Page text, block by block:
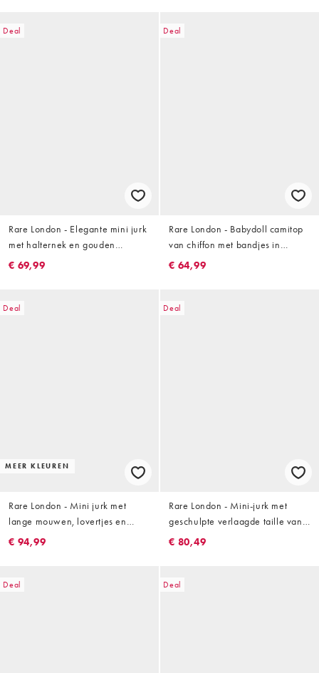
Deal
Rare London - Elegante mini jurk
met halternek en gouden
knoopsluiting en gilet detail in
€ 69,99
Deal
Rare London - Babydoll camitop
van chiffon met bandjes in
crème, deel van co-ord set
€ 64,99
Deal
MEER KLEUREN
Rare London - Mini jurk met
lange mouwen, lovertjes en
gedrapeerde achterkant in
€ 94,99
Deal
Rare London - Mini-jurk met
geschulpte verlaagde taille van
satijn in zwart
€ 80,49
Deal Deal